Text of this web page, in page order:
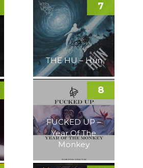
THE HU – Hun
7
FUCKED UP –
Year Of The
Monkey
8